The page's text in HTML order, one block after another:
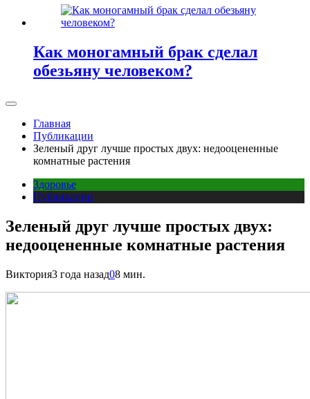
Как моногамный брак сделал
обезьяну человеком?
Главная
Публикации
Зеленый друг лучше простых двух: недооцененные
комнатные растения
Здоровье
Публикации
Зеленый друг лучше простых двух:
недооцененные комнатные растения
Виктория3 года назад08 мин.